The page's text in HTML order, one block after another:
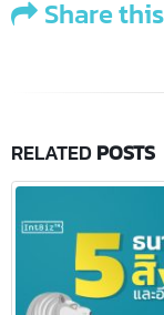
RELATEDPOSTS